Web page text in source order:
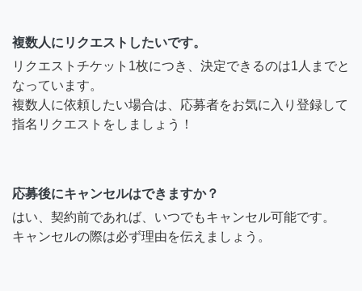
複数人にリクエストしたいです。
リクエストチケット1枚につき、決定できるのは1人までと
なっています。
複数人に依頼したい場合は、応募者をお気に入り登録して
指名リクエストをしましょう！
応募後にキャンセルはできますか？
はい、契約前であれば、いつでもキャンセル可能です。
キャンセルの際は必ず理由を伝えましょう。